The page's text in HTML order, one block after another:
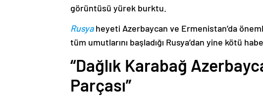
görüntüsü yürek burktu.
Rusyaheyeti Azerbaycan ve Ermenistan’da
tüm umutlarını başladığı Rusya’dan yine kötü
“Dağlık Karabağ
Parçası”